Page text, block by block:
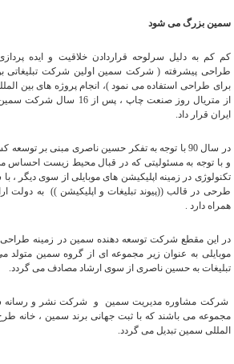
سمین بزرگ می شود
کم کم به دلیل سرلوحه قراردادن خلاقیت و ایده
طراحی پیشرفته ( شرکت سمین اولین شرکت تبلیغاتی
برای طراحی استفاده می نمود )، انجام پروژه های بین
ایران قرار داد.
در سال 90 با توجه به تفکر حسین ناصری مبنی بر
و با توجه به مسئولیتی که در قبال محیط زیست احساس
تکنولوژی در زمینه اپلیکیشن های موبایلی از سوی دیگر ،
طرحی در قالب ((پیوند تبلیغات و اپلیکیشن )) به دولت
همراه دارد .
در این مقطع شرکت توسعه دهنده سمین در زمینه طراحی
موبایلی به عنوان زیر مجموعه ای از گروه سمین متولد
تبلیغات به حسین ناصری از سوی ارشاد مصادف می گردد.
شرکت مشاوره مدیریت سمین و شرکت نشر و رسانه
مجموعه می باشند که با ثبت جهانی برند سمین ، خانه
المللی سمین تبدیل می گردد.